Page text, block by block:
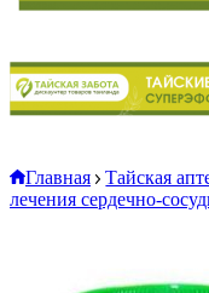
Главная Тайская
лечения сердечно-